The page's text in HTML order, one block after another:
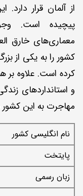
از آلمان قرار
پیچیده است.
معماری‌های خارق
کشور را به یکی از
کرده است. علاوه بر
و استانداردهای
مهاجرت به این
نام انگلیسی کشور
پایتخت
زبان رسمی